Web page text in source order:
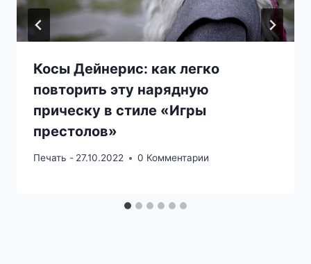
Косы Дейнерис: как легко
повторить эту нарядную
прическу в стиле «Игры
престолов»
Печать - 27.10.2022 0 Комментарии